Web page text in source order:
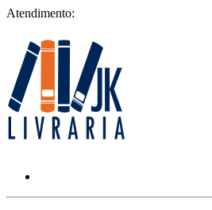
Atendimento: